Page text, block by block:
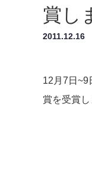
賞し
2011.12.16
12月7日~9
賞を受賞し